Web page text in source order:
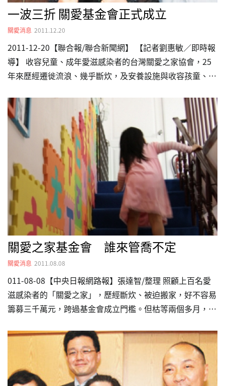
一波三折 關愛基金會正式成立
關愛消息 2011.12.20
2011-12-20【聯合報/聯合新聞網】 【記者劉惠敏／即時報
導】 收容兒童、成年愛滋感染者的台灣關愛之家協會，25
年來歷經遷徙流浪、幾乎斷炊，及安養設施與收容孩童、病
核准成立許可，正式成立台灣關愛基金會。台灣關愛之家協
會創辦人楊捷說，基金會象徵著台灣愛滋感染者的全人照護
邁開一大步，可合法設立愛滋兒童與青少年收容機構、愛滋
感染者養護機構，為愛滋感染者提供更長期且完善的服務。
楊捷說，25年來關愛之家已送走了近3百位愛滋感染者，讓
他們有尊嚴地走完人生的最後一程。而關愛之家協會有97%
以上的經費，來自於社會大眾的熱心捐獻。成立基金會後，
…
關愛之家基金會 誰來管喬不定
關愛消息 2011.08.08
011-08-08【中央日報網路報】張達智/整理 照顧上百名愛
滋感染者的「關愛之家」，歷經斷炊、被迫搬家，好不容易
籌募三千萬元，跨過基金會成立門檻。但枯等兩個多月，立
募款，只能「燒錢」空焦急。 2中央社8日報導，母親吸毒
感染愛滋，五歲小純（化名）因此遭感染，一出生就與獄中
母親分開；年逾七十的吳爺爺，因感染愛滋被家人拋棄，無
處去的他僅能孤單承受病痛及分離之苦。不僅是他們，對更